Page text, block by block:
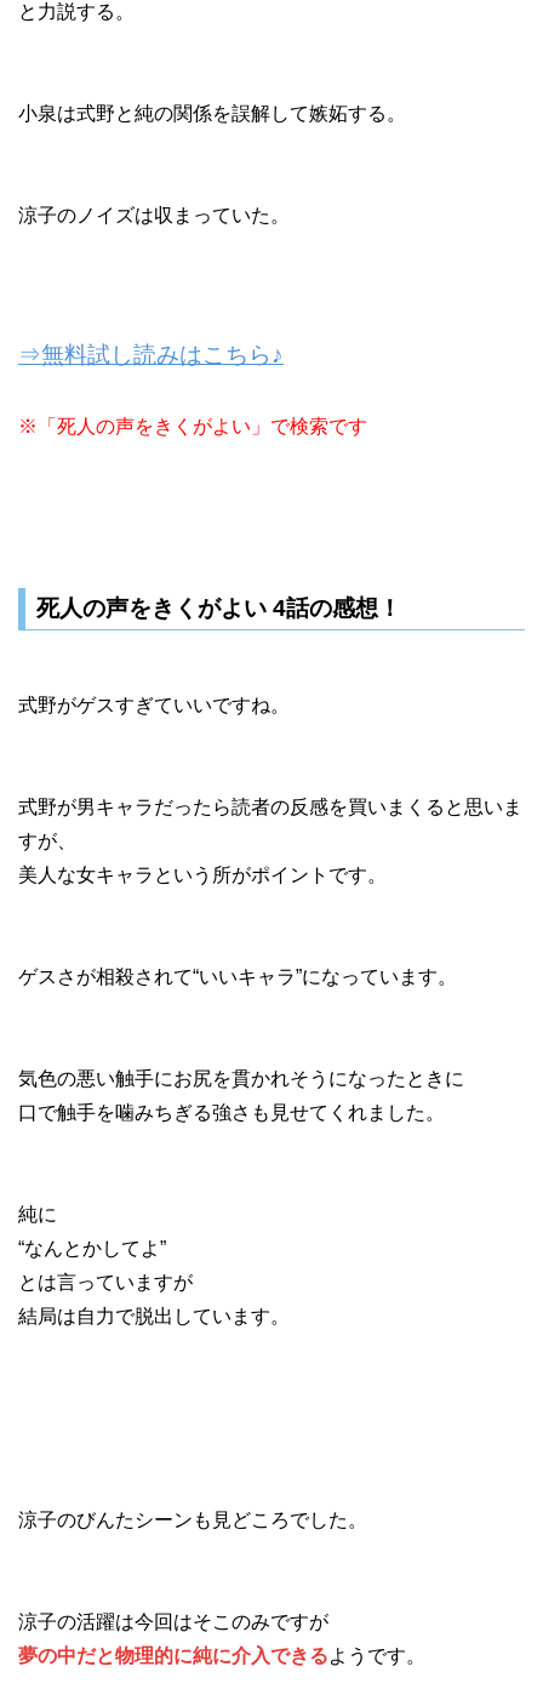
と力説する。
小泉は式野と純の関係を誤解して嫉妬する。
涼子のノイズは収まっていた。
⇒無料試し読みはこちら♪
※「死人の声をきくがよい」で検索です
死人の声をきくがよい 4話の感想！
式野がゲスすぎていいですね。
式野が男キャラだったら読者の反感を買いまくると思いま
すが、
美人な女キャラという所がポイントです。
ゲスさが相殺されて“いいキャラ”になっています。
気色の悪い触手にお尻を貫かれそうになったときに
口で触手を噛みちぎる強さも見せてくれました。
純に
“なんとかしてよ”
とは言っていますが
結局は自力で脱出しています。
涼子のびんたシーンも見どころでした。
涼子の活躍は今回はそこのみですが
夢の中だと物理的に純に介入できるようです。